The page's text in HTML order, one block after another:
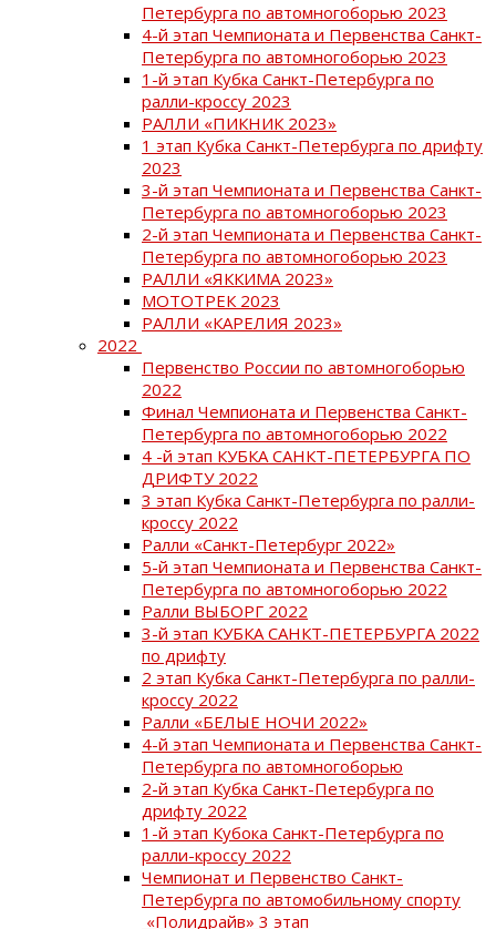
Петербурга по автомногоборью 2023
4-й этап Чемпионата и Первенства Санкт-
Петербурга по автомногоборью 2023
1-й этап Кубка Санкт-Петербурга по
ралли-кроссу 2023
РАЛЛИ «ПИКНИК 2023»
1 этап Кубка Санкт-Петербурга по дрифту
2023
3-й этап Чемпионата и Первенства Санкт-
Петербурга по автомногоборью 2023
2-й этап Чемпионата и Первенства Санкт-
Петербурга по автомногоборью 2023
РАЛЛИ «ЯККИМА 2023»
МОТОТРЕК 2023
РАЛЛИ «КАРЕЛИЯ 2023»
2022
Первенство России по автомногоборью
2022
Финал Чемпионата и Первенства Санкт-
Петербурга по автомногоборью 2022
4 -й этап КУБКА САНКТ-ПЕТЕРБУРГА ПО
ДРИФТУ 2022
3 этап Кубка Санкт-Петербурга по ралли-
кроссу 2022
Ралли «Санкт-Петербург 2022»
5-й этап Чемпионата и Первенства Санкт-
Петербурга по автомногоборью 2022
Ралли ВЫБОРГ 2022
3-й этап КУБКА САНКТ-ПЕТЕРБУРГА 2022
по дрифту
2 этап Кубка Санкт-Петербурга по ралли-
кроссу 2022
Ралли «БЕЛЫЕ НОЧИ 2022»
4-й этап Чемпионата и Первенства Санкт-
Петербурга по автомногоборью
2-й этап Кубка Санкт-Петербурга по
дрифту 2022
1-й этап Кубока Санкт-Петербурга по
ралли-кроссу 2022
Чемпионат и Первенство Санкт-
Петербурга по автомобильному спорту
«Полидрайв» 3 этап